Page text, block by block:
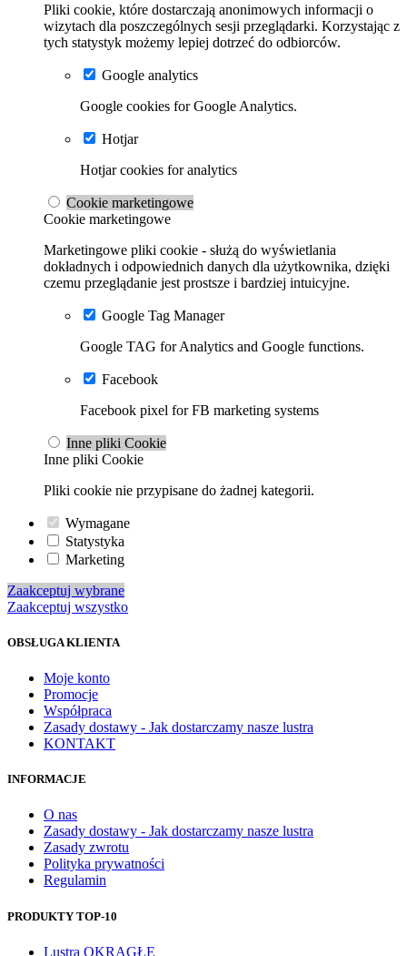
Pliki cookie, które dostarczają anonimowych informacji o
wizytach dla poszczególnych sesji przeglądarki. Korzystając z
tych statystyk możemy lepiej dotrzeć do odbiorców.
Google analytics
Google cookies for Google Analytics.
Hotjar
Hotjar cookies for analytics
Cookie marketingowe
Cookie marketingowe
Marketingowe pliki cookie - służą do wyświetlania
dokładnych i odpowiednich danych dla użytkownika, dzięki
czemu przeglądanie jest prostsze i bardziej intuicyjne.
Google Tag Manager
Google TAG for Analytics and Google functions.
Facebook
Facebook pixel for FB marketing systems
Inne pliki Cookie
Inne pliki Cookie
Pliki cookie nie przypisane do żadnej kategorii.
Wymagane
Statystyka
Marketing
Zaakceptuj wybrane
Zaakceptuj wszystko
OBSŁUGA KLIENTA
Moje konto
Promocje
Współpraca
Zasady dostawy - Jak dostarczamy nasze lustra
KONTAKT
INFORMACJE
O nas
Zasady dostawy - Jak dostarczamy nasze lustra
Zasady zwrotu
Polityka prywatności
Regulamin
PRODUKTY TOP-10
Lustra OKRĄGŁE